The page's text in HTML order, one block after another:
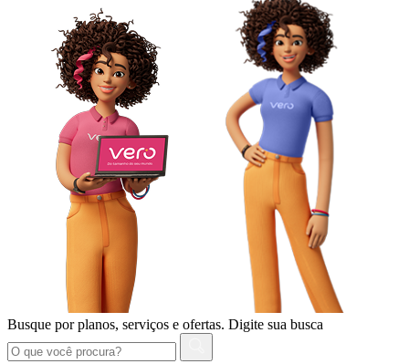
Busque por planos, serviços e ofertas. Digite sua busca